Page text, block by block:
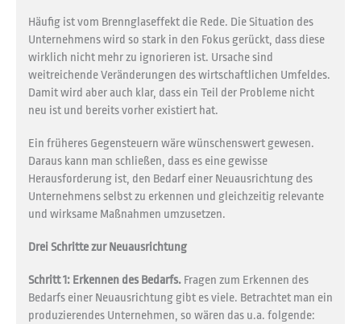
Häufig ist vom Brennglaseffekt die Rede. Die Situation des
Unternehmens wird so stark in den Fokus gerückt, dass diese
wirklich nicht mehr zu ignorieren ist. Ursache sind
weitreichende Veränderungen des wirtschaftlichen Umfeldes.
Damit wird aber auch klar, dass ein Teil der Probleme nicht
neu ist und bereits vorher existiert hat.
Ein früheres Gegensteuern wäre wünschenswert gewesen.
Daraus kann man schließen, dass es eine gewisse
Herausforderung ist, den Bedarf einer Neuausrichtung des
Unternehmens selbst zu erkennen und gleichzeitig relevante
und wirksame Maßnahmen umzusetzen.
Drei Schritte zur Neuausrichtung
Schritt 1: Erkennen des Bedarfs. Fragen zum Erkennen des
Bedarfs einer Neuausrichtung gibt es viele. Betrachtet man ein
produzierendes Unternehmen, so wären das u.a. folgende: